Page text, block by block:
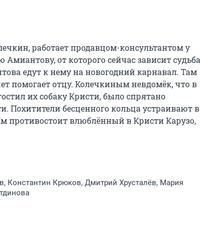
работает продавцом-консультантом у
от которого сейчас зависит судьба
едут к нему на новогодний карнавал. Там
помогает отцу. Колечкиным невдомёк, что в
их собаку Кристи, было спрятано
Похитители бесценного кольца устраивают в
противостоит влюблённый в Кристи Карузо,
Константин Крюков, Дмитрий Хрусталёв, Мария